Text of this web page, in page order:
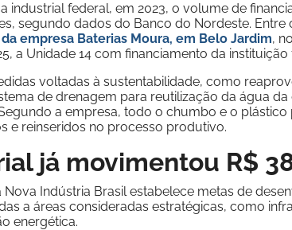
industrial federal, em 2023, o volume de
segundo dados do Banco do Nordeste. Entre
empresa Baterias Moura, em Belo Jardim,
a Unidade 14 com financiamento da instituição
voltadas à sustentabilidade, como
de drenagem para reutilização da água
a empresa, todo o chumbo e o plástico
e reinseridos no processo produtivo.
já movimentou R$
Indústria Brasil estabelece metas de
a áreas consideradas estratégicas, como
energética.